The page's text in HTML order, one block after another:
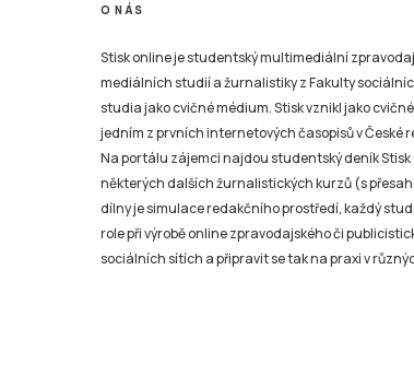
O NÁS
Stisk online je studentský multimediální
mediálních studií a žurnalistiky z Fakulty
studia jako cvičné médium. Stisk vznikl jako
jedním z prvních internetových časopisů v České
Na portálu zájemci najdou studentský deník Stisk
některých dalších žurnalistických kurzů (s
dílny je simulace redakčního prostředí, každý
role při výrobě online zpravodajského či
sociálních sítích a připravit se tak na praxi v